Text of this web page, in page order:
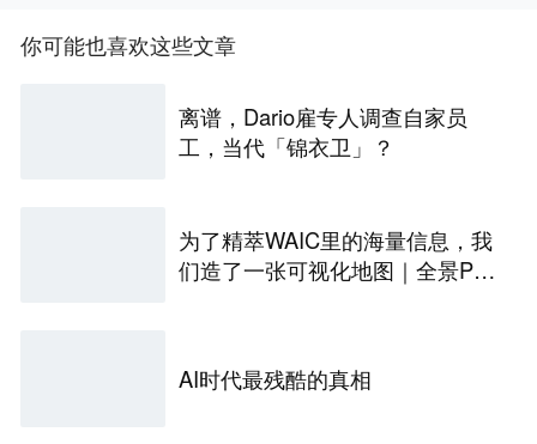
你可能也喜欢这些文章
离谱，Dario雇专人调查自家员
工，当代「锦衣卫」？
为了精萃WAIC里的海量信息，我
们造了一张可视化地图｜全景PA
AI时代最残酷的真相